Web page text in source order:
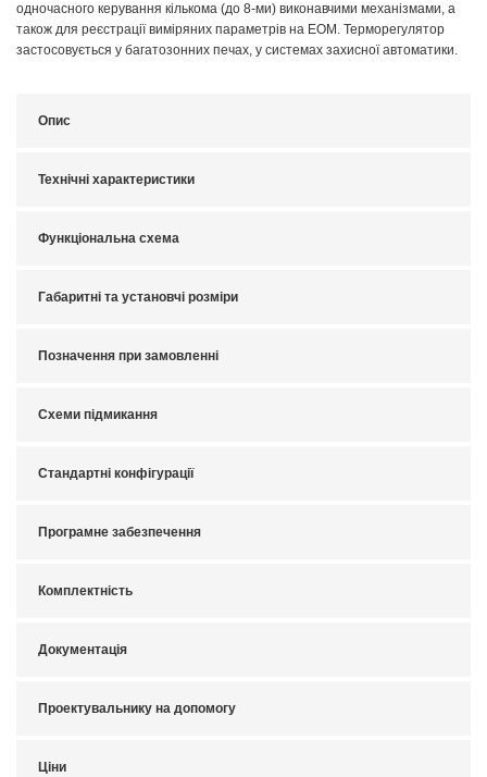
одночасного керування кількома (до 8-ми) виконавчими механізмами, а
також для реєстрації виміряних параметрів на ЕОМ. Терморегулятор
застосовується у багатозонних печах, у системах захисної автоматики.
Опис
Технічні характеристики
Функціональна схема
Габаритні та установчі розміри
Позначення при замовленні
Схеми підмикання
Стандартні конфігурації
Програмне забезпечення
Комплектність
Документація
Проектувальнику на допомогу
Ціни